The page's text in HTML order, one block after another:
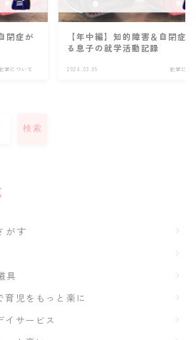
閉症が
就学について
【年中編】知的障害＆自閉症
る息子の就学活動記録
2024.03.09 就学につ
検索
がす
具
育児をもっと楽に
イサービス